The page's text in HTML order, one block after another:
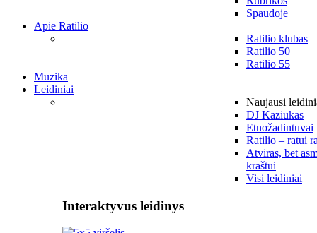
Spaudoje
Apie Ratilio
Ratilio klubas
Ratilio 50
Ratilio 55
Muzika
Leidiniai
Naujausi
DJ Kaziukas
Etnožadintuvai
Ratilio – ratui
Atviras, bet
kraštui
Visi leidiniai
Interaktyvus leidinys